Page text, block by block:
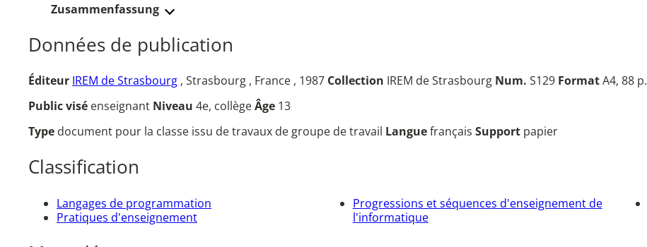
Zusammenfassung
Données de publication
Éditeur IREM de Strasbourg , Strasbourg , France , 1987 Collection IREM de Strasbourg Num. S129 FormatA4, 88 p.
Public visé enseignant Niveau 4e, collègeÂge 13
Type document pour la classe issu de travaux de groupe de travail Languefrançais Support papier
Classification
Langages de programmation
Pratiques d'enseignement
Progressions et séquences d'enseignement de
l'informatique